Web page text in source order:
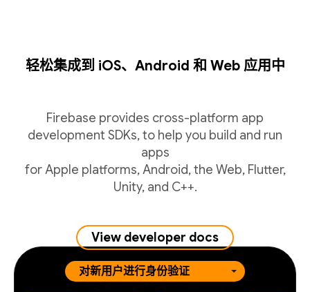
轻松集成到 iOS、Android 和 Web 应用中
Firebase provides cross-platform app
development SDKs, to help you build and run
apps
for Apple platforms, Android, the Web, Flutter,
Unity, and C++.
View developer docs